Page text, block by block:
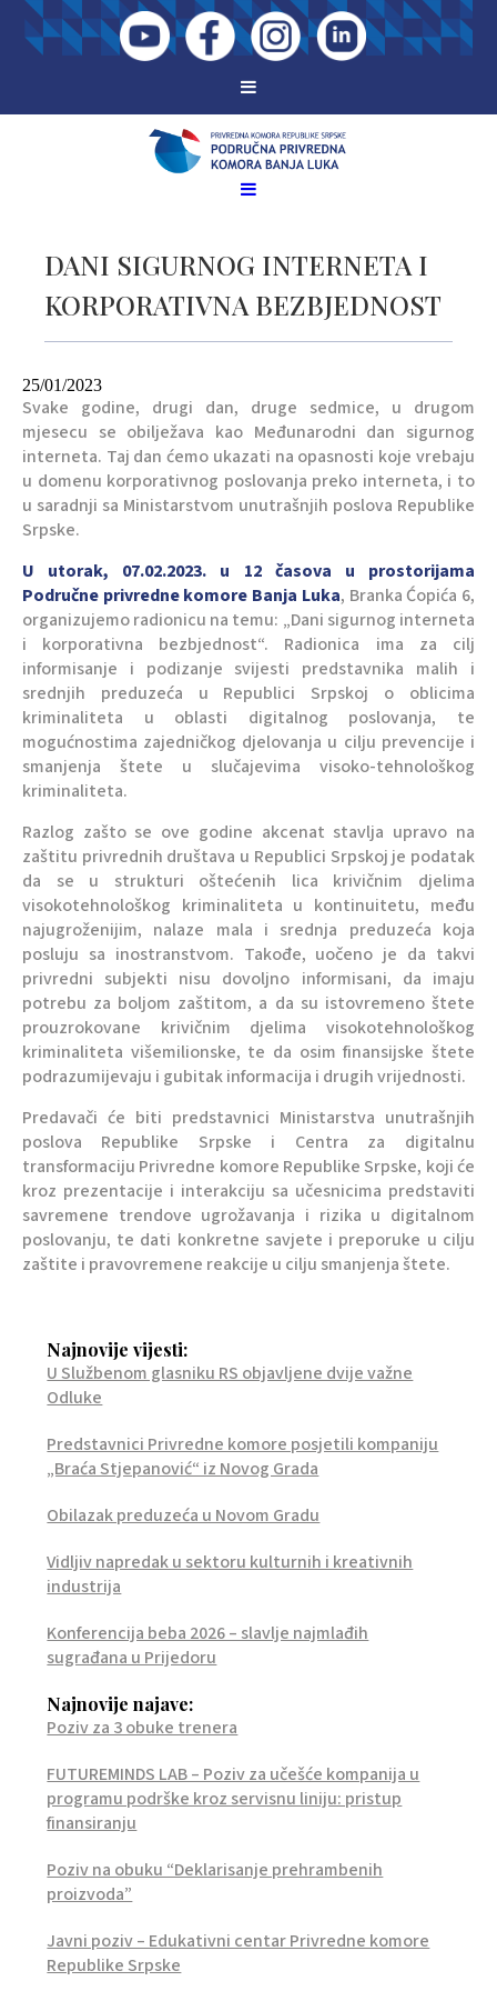
DANI SIGURNOG INTERNETA I
KORPORATIVNA BEZBJEDNOST
25/01/2023
Svake godine, drugi dan, druge sedmice, u drugom
mjesecu se obilježava kao Međunarodni dan sigurnog
interneta. Taj dan ćemo ukazati na opasnosti koje vrebaju
u domenu korporativnog poslovanja preko interneta, i to
u saradnji sa Ministarstvom unutrašnjih poslova Republike
Srpske.
U utorak, 07.02.2023. u 12 časova u prostorijama
Područne privredne komore Banja Luka, Branka Ćopića 6,
organizujemo radionicu na temu: „Dani sigurnog interneta
i korporativna bezbjednost“. Radionica ima za cilj
informisanje i podizanje svijesti predstavnika malih i
srednjih preduzeća u Republici Srpskoj o oblicima
kriminaliteta u oblasti digitalnog poslovanja, te
mogućnostima zajedničkog djelovanja u cilju prevencije i
smanjenja štete u slučajevima visoko-tehnološkog
kriminaliteta.
Razlog zašto se ove godine akcenat stavlja upravo na
zaštitu privrednih društava u Republici Srpskoj je podatak
da se u strukturi oštećenih lica krivičnim djelima
visokotehnološkog kriminaliteta u kontinuitetu, među
najugroženijim, nalaze mala i srednja preduzeća koja
posluju sa inostranstvom. Takođe, uočeno je da takvi
privredni subjekti nisu dovoljno informisani, da imaju
potrebu za boljom zaštitom, a da su istovremeno štete
prouzrokovane krivičnim djelima visokotehnološkog
kriminaliteta višemilionske, te da osim finansijske štete
podrazumijevaju i gubitak informacija i drugih vrijednosti.
Predavači će biti predstavnici Ministarstva unutrašnjih
poslova Republike Srpske i Centra za digitalnu
transformaciju Privredne komore Republike Srpske, koji će
kroz prezentacije i interakciju sa učesnicima predstaviti
savremene trendove ugrožavanja i rizika u digitalnom
poslovanju, te dati konkretne savjete i preporuke u cilju
zaštite i pravovremene reakcije u cilju smanjenja štete.
Najnovije vijesti:
U Službenom glasniku RS objavljene dvije važne
Odluke
Predstavnici Privredne komore posjetili kompaniju
„Braća Stjepanović“ iz Novog Grada
Obilazak preduzeća u Novom Gradu
Vidljiv napredak u sektoru kulturnih i kreativnih
industrija
Konferencija beba 2026 – slavlje najmlađih
sugrađana u Prijedoru
Najnovije najave:
Poziv za 3 obuke trenera
FUTUREMINDS LAB – Poziv za učešće kompanija u
programu podrške kroz servisnu liniju: pristup
finansiranju
Poziv na obuku “Deklarisanje prehrambenih
proizvoda”
Javni poziv – Edukativni centar Privredne komore
Republike Srpske